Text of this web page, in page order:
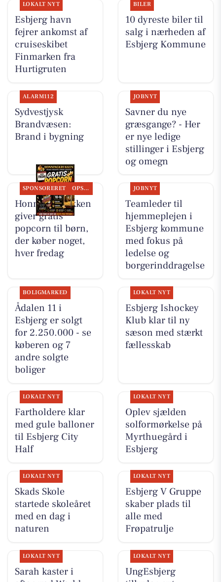
LOKALT NYT
Esbjerg havn
fejrer ankomst af
cruiseskibet
Finmarken fra
Hurtigruten
BILER
10 dyreste biler til
salg i nærheden af
Esbjerg Kommune
ALARM112
Sydvestjysk
Brandvæsen:
Brand i bygning
JOBNYT
Savner du nye
græsgange? - Her
er nye ledige
stillinger i Esbjerg
og omegn
SPONSORERET OPSLAGSTAVLEN
Honning-krukken
giver gratis
popcorn til børn,
der køber noget,
hver fredag
JOBNYT
Teamleder til
hjemmeplejen i
Esbjerg kommune
med fokus på
ledelse og
borgerinddragelse
BOLIGMARKED
Ådalen 11 i
Esbjerg er solgt
for 2.250.000 - se
køberen og 7
andre solgte
boliger
LOKALT NYT
Esbjerg Ishockey
Klub klar til ny
sæson med stærkt
fællesskab
LOKALT NYT
Fartholdere klar
med gule balloner
til Esbjerg City
Half
LOKALT NYT
Oplev sjælden
solformørkelse på
Myrthuegård i
Esbjerg
LOKALT NYT
Skads Skole
startede skoleåret
med en dag i
naturen
LOKALT NYT
Esbjerg V Gruppe
skaber plads til
alle med
Frøpatrulje
LOKALT NYT
Sarah kaster i
LOKALT NYT
UngEsbjerg